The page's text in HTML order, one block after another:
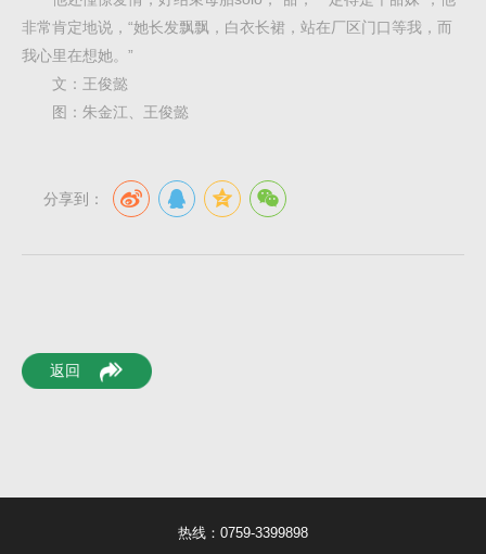
非常肯定地说，“她长发飘飘，白衣长裙，站在厂区门口等我，而
我心里在想她。”
文：王俊懿
图：朱金江、王俊懿
分享到：
返回
热线：0759-3399898